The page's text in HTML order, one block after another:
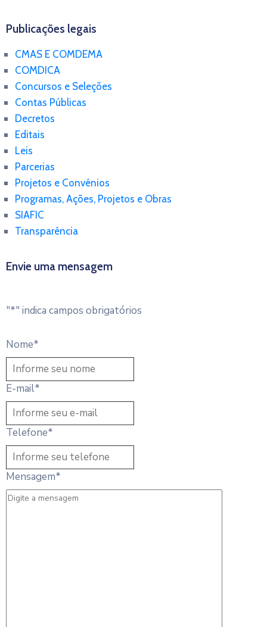
Publicações legais
CMAS E COMDEMA
COMDICA
Concursos e Seleções
Contas Públicas
Decretos
Editais
Leis
Parcerias
Projetos e Convênios
Programas, Ações, Projetos e Obras
SIAFIC
Transparência
Envie uma mensagem
"*" indica campos obrigatórios
Nome*
E-mail*
Telefone*
Mensagem*